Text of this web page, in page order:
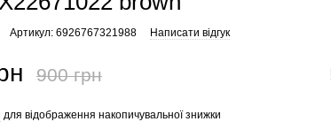
Артикул: 6926767321988 Написати відгук
900 грн
для відображення накопичувальної знижки